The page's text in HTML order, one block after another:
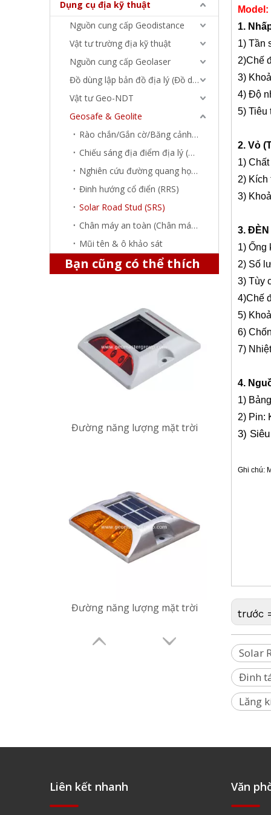
Dụng cụ địa kỹ thuật
Nguồn cung cấp Geodistance
Vật tư trường địa kỹ thuật
Nguồn cung cấp Geolaser
Đồ dùng lập bản đồ địa lý (Đồ dùng dạy học)
Vật tư Geo-NDT
Geosafe & Geolite
Rào chắn/Gắn cờ/Băng cảnh báo
Chiếu sáng địa điểm địa lý (GSL)
Nghiên cứu đường quang học (ORS/RMP)
Đinh hướng cổ điển (RRS)
Solar Road Stud (SRS)
Chân máy an toàn (Chân máy cứu hộ)
Mũi tên & ô khảo sát
Bạn cũng có thể thích
Đường năng lượng mặt trời
Đường năng lượng mặt trời
Đường năng lượng mặt trời
Đường năng lượng mặt trời
Đường năng lượng mặt trời
Model:
1.
1) Tần
2)Chế
3)
4) Độ
5) Tiêu
2. Vỏ
1)
2) Kích
3)
3. ĐÈN
1) Ống
2) Số
3) Tùy
4)Chế
5)
6)
7)
4.
1)
2) Pin:
3)
Ghi chú:
trước
Solar
Đinh
Lăng
Liên kết nhanh Văn